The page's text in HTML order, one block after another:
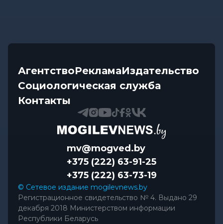
АгентствоРекламаИздательство
Социологическая служба
Контакты
mv@mogved.by
+375 (222) 63-91-25
+375 (222) 63-73-19
© Сетевое издание mogilevnews.by
Регистрационное свидетельство № 4. Выдано 29
декабря 2018 Министерством информации
Республики Беларусь